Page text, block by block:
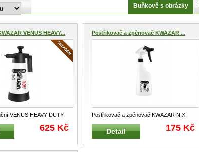
Buňkově s obrázky
VENUS HEAVY...
VENUS HEAVY DUTY
Speciální aplikátor625 Kč
Postřikovač a zpěnovač KWAZAR ...
Postřikovač a zpěnovač KWAZAR NIX
SOLVENT HEAVY DUTY 0,5L jednočinný
...
Detail 175 Kč